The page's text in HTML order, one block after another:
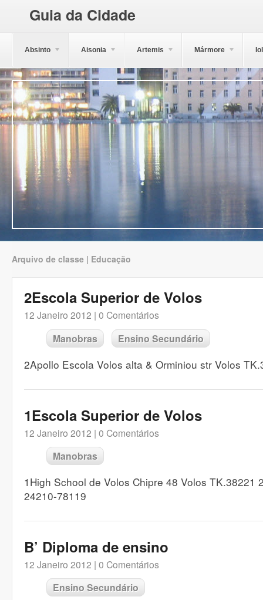
Guia da Cidade
Absinto Aisonia Artemis Mármore
Arquivo de classe | Educação
2Escola Superior de Volos
12 Janeiro 2012 | 0 Comentários
Manobras Ensino Secundário
2Apollo Escola Volos alta & Orminiou str Volos
1Escola Superior de Volos
12 Janeiro 2012 | 0 Comentários
Manobras
1High School de Volos Chipre 48 Volos TK.38221
24210-78119
B’ Diploma de ensino
12 Janeiro 2012 | 0 Comentários
Ensino Secundário